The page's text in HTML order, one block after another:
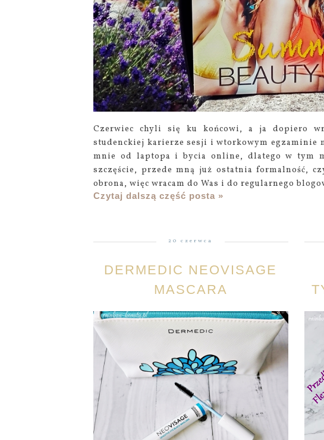
Czerwiec chyli się ku końcowi, a ja dopiero
studenckiej karierze sesji i wtorkowym egzaminie
mnie od laptopa i bycia online, dlatego w tym
szczęście, przede mną już ostatnia formalność,
obrona, więc wracam do Was i do regularnego
Czytaj dalszą część posta »
20 czerwca
DERMEDIC NEOVISAGE
MASCARA